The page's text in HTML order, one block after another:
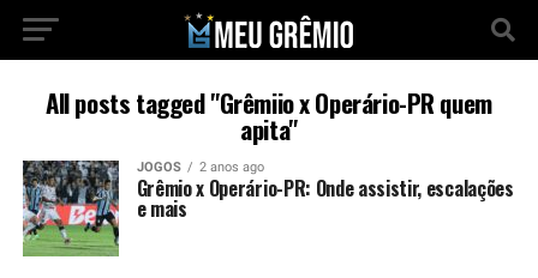
All posts tagged "Grêmiio x Operário-PR quem
apita"
JOGOS 2 anos ago
Grêmio x Operário-PR: Onde assistir, escalações
e mais